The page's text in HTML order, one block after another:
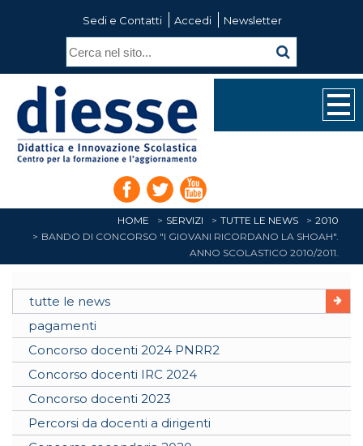
Sedi e Contatti Accedi Newsletter
HOME SERVIZI TUTTE LE NEWS
2010
BANDO DI CONCORSO "I GIOVANI RICORDANO LA SHOAH".
ANNO SCOLASTICO 2010/2011.
tutte le news
pagamenti
Concorso docenti 2024 PNRR2
Concorso docenti IRC 2024
Concorso docenti 2023
Percorsi da docenti a dirigenti